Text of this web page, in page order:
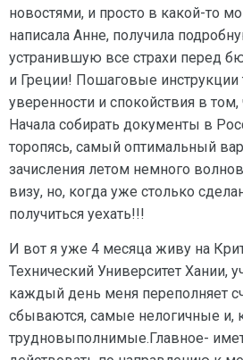
новостями, и просто в какой-то
написала Анне, получила
устранившую все страхи перед
и Греции! Пошаговые инструкции
уверенности и спокойствия в том,
Начала собирать документы в
торопясь, самый оптимальный
зачисления летом немного
визу, но, когда уже столько
получиться уехать!!!
И вот я уже 4 месяца живу на
Технический Университет Хании,
каждый день меня переполняет
сбываются, самые нелогичные и,
трудновыполнимые.Главное-